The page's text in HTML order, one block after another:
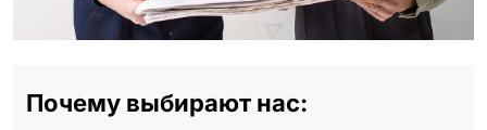
Почему выбирают нас: